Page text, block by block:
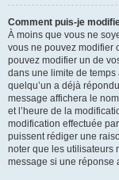
Comment puis-je
À moins que vous ne
vous ne pouvez modifier
pouvez modifier un de
dans une limite de
quelqu’un a déjà
message affichera le
et l’heure de la
modification effectuée
puissent rédiger une
noter que les utilisateurs
message si une réponse